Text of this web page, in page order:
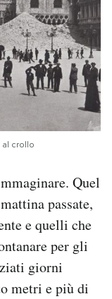
al crollo
Quel
passate,
e quelli che
per gli
giorni
metri e più di